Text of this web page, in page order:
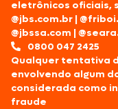
eletrônicos oficiais,
@jbs.com.br |
@jbssa.com |
0800 047 2425
Qualquer tentativa
envolvendo algum
considerada como
fraude